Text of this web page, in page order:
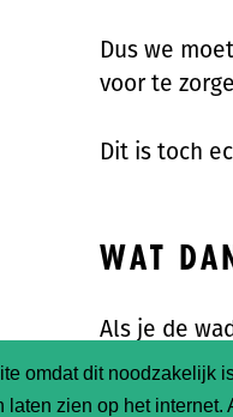
omdat dit noodzakelijk
zien op het internet.
Dus we
voor te
Dit is toch
WAT
Als je de
beter
kraanwater